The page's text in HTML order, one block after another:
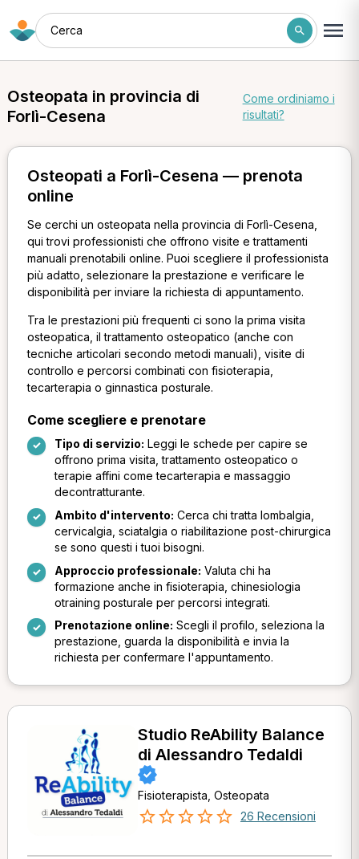
Cerca
Osteopata in provincia di
Forlì-Cesena
Come ordiniamo i
risultati?
Osteopati a Forlì-Cesena — prenota
online
Se cerchi un osteopata nella provincia di Forlì-Cesena,
qui trovi professionisti che offrono visite e trattamenti
manuali prenotabili online. Puoi scegliere il professionista
più adatto, selezionare la prestazione e verificare le
disponibilità per inviare la richiesta di appuntamento.
Tra le prestazioni più frequenti ci sono la prima visita
osteopatica, il trattamento osteopatico (anche con
tecniche articolari secondo metodi manuali), visite di
controllo e percorsi combinati con fisioterapia,
tecarterapia o ginnastica posturale.
Come scegliere e prenotare
Tipo di servizio: Leggi le schede per capire se
offrono prima visita, trattamento osteopatico o
terapie affini come tecarterapia e massaggio
decontratturante.
Ambito d'intervento: Cerca chi tratta lombalgia,
cervicalgia, sciatalgia o riabilitazione post-chirurgica
se sono questi i tuoi bisogni.
Approccio professionale: Valuta chi ha
formazione anche in fisioterapia, chinesiologia
otraining posturale per percorsi integrati.
Prenotazione online: Scegli il profilo, seleziona la
prestazione, guarda la disponibilità e invia la
richiesta per confermare l'appuntamento.
Studio ReAbility Balance
di Alessandro Tedaldi
Fisioterapista, Osteopata
26 Recensioni